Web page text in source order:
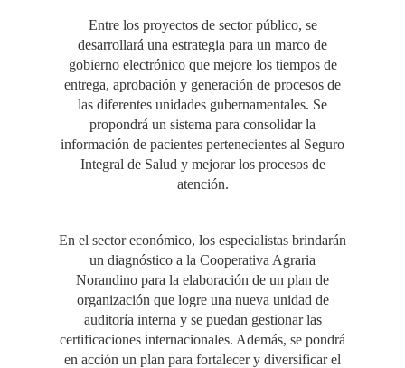
Entre los proyectos de sector público, se
desarrollará una estrategia para un marco de
gobierno electrónico que mejore los tiempos de
entrega, aprobación y generación de procesos de
las diferentes unidades gubernamentales. Se
propondrá un sistema para consolidar la
información de pacientes pertenecientes al Seguro
Integral de Salud y mejorar los procesos de
atención.
En el sector económico, los especialistas brindarán
un diagnóstico a la Cooperativa Agraria
Norandino para la elaboración de un plan de
organización que logre una nueva unidad de
auditoría interna y se puedan gestionar las
certificaciones internacionales. Además, se pondrá
en acción un plan para fortalecer y diversificar el